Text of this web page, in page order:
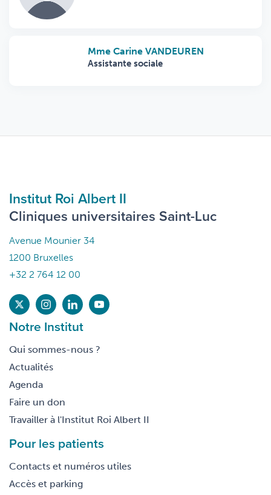
Mme Carine VANDEUREN
Assistante sociale
Institut Roi Albert II
Cliniques universitaires Saint-Luc
Avenue Mounier 34
1200 Bruxelles
+32 2 764 12 00
Notre Institut
Qui sommes-nous ?
Actualités
Agenda
Faire un don
Travailler à l'Institut Roi Albert II
Pour les patients
Contacts et numéros utiles
Accès et parking